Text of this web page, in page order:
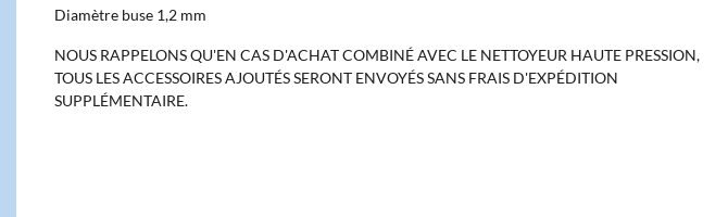
Diamètre buse 1,2 mm
NOUS RAPPELONS QU'EN CAS D'ACHAT COMBINÉ AVEC LE NETTOYEUR HAUTE PRESSION,
TOUS LES ACCESSOIRES AJOUTÉS SERONT ENVOYÉS SANS FRAIS D'EXPÉDITION
SUPPLÉMENTAIRE.